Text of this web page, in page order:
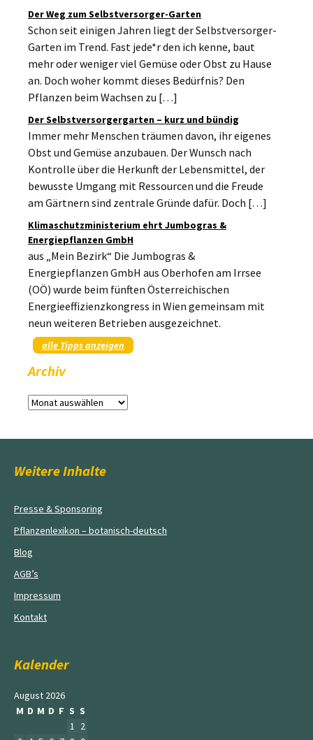
Der Weg zum Selbstversorger-Garten
Schon seit einigen Jahren liegt der Selbstversorger-
Garten im Trend. Fast jede*r den ich kenne, baut
mehr oder weniger viel Gemüse oder Obst zu Hause
an. Doch woher kommt dieses Bedürfnis? Den
Pflanzen beim Wachsen zu […]
Der Selbstversorgergarten – kurz und bündig
Immer mehr Menschen träumen davon, ihr eigenes
Obst und Gemüse anzubauen. Der Wunsch nach
Kontrolle über die Herkunft der Lebensmittel, der
bewusste Umgang mit Ressourcen und die Freude
am Gärtnern sind zentrale Gründe dafür. Doch […]
Klimaschutzministerium ehrt Jumbogras &
Energiepflanzen GmbH
aus „Mein Bezirk“ Die Jumbogras &
Energiepflanzen GmbH aus Oberhofen am Irrsee
(OÖ) wurde beim fünften Österreichischen
Energieeffizienzkongress in Wien gemeinsam mit
neun weiteren Betrieben ausgezeichnet.
alle Tipps anzeigen
Archiv
Archiv
Weitere Inhalte
Presse & Sponsoring
Pflanzenlexikon – botanisch-deutsch
Blog
AGB’s
Impressum
Kontakt
Kalender
August 2026
M D M D F S S
1 2